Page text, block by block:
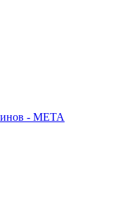
- META